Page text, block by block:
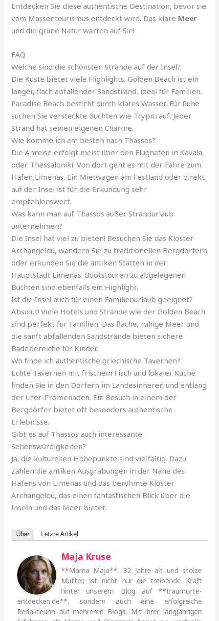
Entdecken Sie diese authentische Destination, bevor sie
vom Massentourismus entdeckt wird. Das klare Meer
und die grüne Natur warten auf Sie!
FAQ
Welche sind die schönsten Strände auf der Insel?
Die Küste bietet viele Highlights. Golden Beach ist ein
langer, flach abfallender Sandstrand, ideal für Familien.
Paradise Beach besticht durch klares Wasser. Für Ruhe
suchen Sie versteckte Buchten wie Trypiti auf. Jeder
Strand hat seinen eigenen Charme.
Wie komme ich am besten nach Thassos?
Die Anreise erfolgt meist über den Flughafen in Kavala
oder Thessaloniki. Von dort geht es mit der Fähre zum
Hafen Limenas. Ein Mietwagen am Festland oder direkt
auf der Insel ist für die Erkundung sehr
empfehlenswert.
Was kann man auf Thassos außer Strandurlaub
unternehmen?
Die Insel hat viel zu bieten! Besuchen Sie das Kloster
Archangelou, wandern Sie zu traditionellen Bergdörfern
oder erkunden Sie die antiken Stätten in der
Hauptstadt Limenas. Bootstouren zu abgelegenen
Buchten sind ebenfalls ein Highlight.
Ist die Insel auch für einen Familienurlaub geeignet?
Absolut! Viele Hotels und Strände wie der Golden Beach
sind perfekt für Familien. Das flache, ruhige Meer und
die sanft abfallenden Sandstrände bieten sichere
Badebereiche für Kinder.
Wo finde ich authentische griechische Tavernen?
Echte Tavernen mit frischem Fisch und lokaler Küche
finden Sie in den Dörfern im Landesinneren und entlang
der Ufer-Promenaden. Ein Besuch in einem der
Bergdörfer bietet oft besonders authentische
Erlebnisse.
Gibt es auf Thassos auch interessante
Sehenswürdigkeiten?
Ja, die kulturellen Höhepunkte sind vielfältig. Dazu
zählen die antiken Ausgrabungen in der Nähe des
Hafens von Limenas und das berühmte Kloster
Archangelou, das einen fantastischen Blick über die
Inseln und das Meer bietet.
Über Letzte Artikel
Maja Kruse
**Mama Maja**, 32 Jahre alt und stolze
Mutter, ist nicht nur die treibende Kraft
hinter unserem Blog auf **traumorte-
entdecken.de**, sondern auch eine erfolgreiche
Redakteurin auf mehreren Blogs. Mit ihrer langjährigen